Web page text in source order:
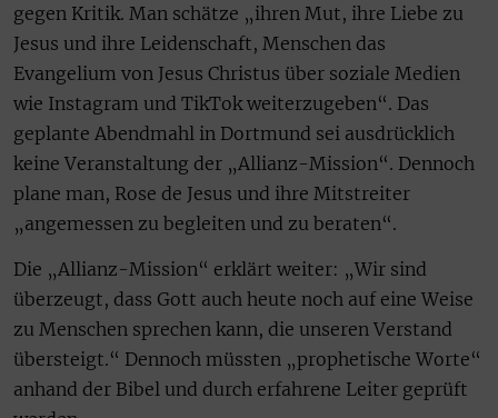
gegen Kritik. Man schätze „ihren Mut, ihre Liebe zu
Jesus und ihre Leidenschaft, Menschen das
Evangelium von Jesus Christus über soziale Medien
wie Instagram und TikTok weiterzugeben“. Das
geplante Abendmahl in Dortmund sei ausdrücklich
keine Veranstaltung der „Allianz-Mission“. Dennoch
plane man, Rose de Jesus und ihre Mitstreiter
„angemessen zu begleiten und zu beraten“.
Die „Allianz-Mission“ erklärt weiter: „Wir sind
überzeugt, dass Gott auch heute noch auf eine Weise
zu Menschen sprechen kann, die unseren Verstand
übersteigt.“ Dennoch müssten „prophetische Worte“
anhand der Bibel und durch erfahrene Leiter geprüft